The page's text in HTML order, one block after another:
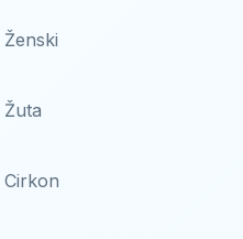
Ženski
Žuta
Cirkon